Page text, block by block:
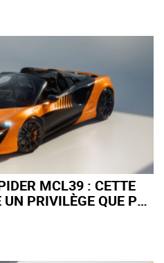
MCL39 : CETTE
PRIVILÈGE QUE PEU